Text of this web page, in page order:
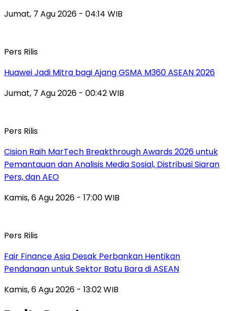
Jumat, 7 Agu 2026 - 04:14 WIB
Pers Rilis
Huawei Jadi Mitra bagi Ajang GSMA M360 ASEAN 2026
Jumat, 7 Agu 2026 - 00:42 WIB
Pers Rilis
Cision Raih MarTech Breakthrough Awards 2026 untuk
Pemantauan dan Analisis Media Sosial, Distribusi Siaran
Pers, dan AEO
Kamis, 6 Agu 2026 - 17:00 WIB
Pers Rilis
Fair Finance Asia Desak Perbankan Hentikan
Pendanaan untuk Sektor Batu Bara di ASEAN
Kamis, 6 Agu 2026 - 13:02 WIB